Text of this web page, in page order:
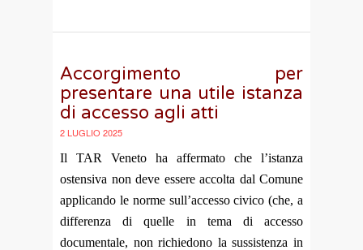
Accorgimento per
presentare una utile istanza
di accesso agli atti
2 LUGLIO 2025
Il TAR Veneto ha affermato che l’istanza
ostensiva non deve essere accolta dal Comune
applicando le norme sull’accesso civico (che, a
differenza di quelle in tema di accesso
documentale, non richiedono la sussistenza in